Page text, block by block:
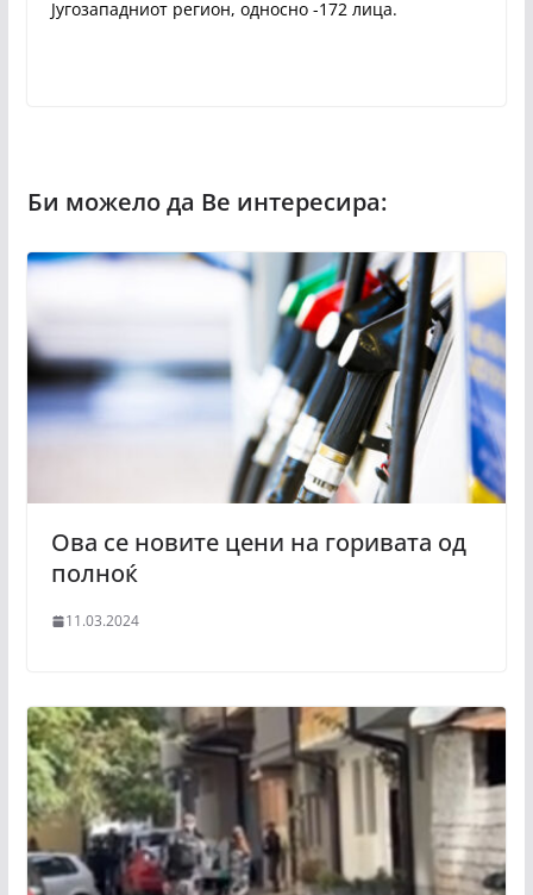
Југозападниот регион, односно -172 лица.
Ова се новите цени на горивата од
полноќ
11.03.2024